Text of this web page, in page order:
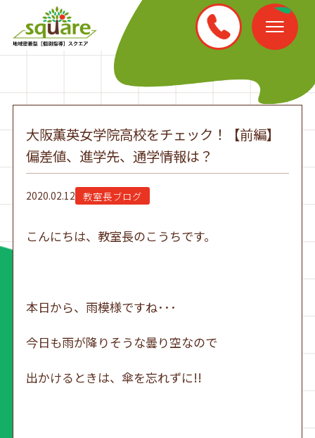
大阪薫英女学院高校をチェック！【前編】
偏差値、進学先、通学情報は？
2020.02.12 教室長ブログ
こんにちは、教室長のこうちです。
本日から、雨模様ですね･･･
今日も雨が降りそうな曇り空なので
出かけるときは、傘を忘れずに!!